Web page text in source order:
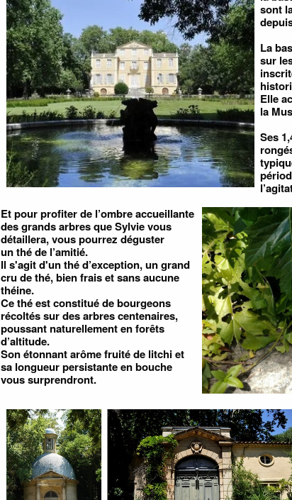
sont
La
sur
Elle
la
Ses
Et pour profiter de l’ombre accueillante
des grands arbres que Sylvie vous
détaillera, vous pourrez déguster
un thé de l’amitié.
Il s'agit d'un thé d’exception, un grand
cru de thé, bien frais et sans aucune
théine.
Ce thé est constitué de bourgeons
récoltés sur des arbres centenaires,
poussant naturellement en forêts
d’altitude.
Son étonnant arôme fruité de litchi et
sa longueur persistante en bouche
vous surprendront.